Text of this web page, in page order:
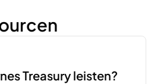
Treasury leisten?